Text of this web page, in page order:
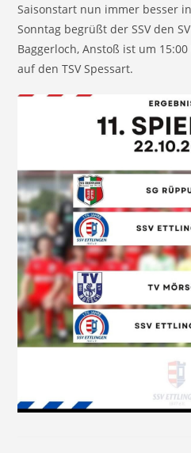
Saisonstart nun immer besser
Sonntag begrüßt der SSV den
Baggerloch, Anstoß ist um
auf den TSV Spessart.